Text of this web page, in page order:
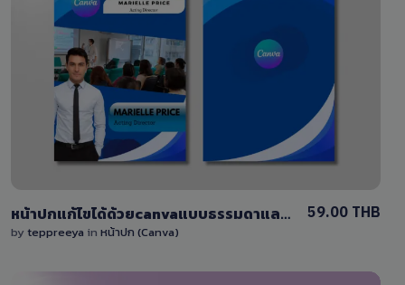
View Details
หน้าปกแก้ไขได้ด้วยcanvaแบบธรรมดาและพรีเมี่ยม
by teppreeya in หน้าปก (Canva)
59.00 THB